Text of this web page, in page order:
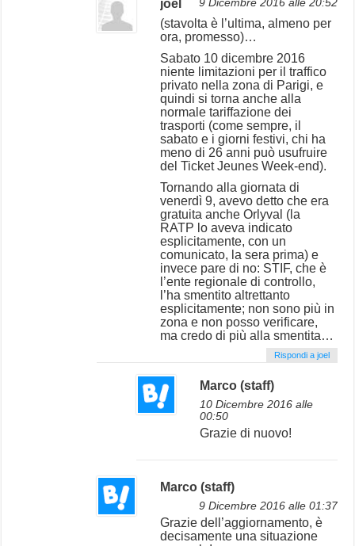
joel 9 Dicembre 2016 alle 20:52
(stavolta è l’ultima, almeno per
ora, promesso)…
Sabato 10 dicembre 2016
niente limitazioni per il traffico
privato nella zona di Parigi, e
quindi si torna anche alla
normale tariffazione dei
trasporti (come sempre, il
sabato e i giorni festivi, chi ha
meno di 26 anni può usufruire
del Ticket Jeunes Week-end).
Tornando alla giornata di
venerdì 9, avevo detto che era
gratuita anche Orlyval (la
RATP lo aveva indicato
esplicitamente, con un
comunicato, la sera prima) e
invece pare di no: STIF, che è
l’ente regionale di controllo,
l’ha smentito altrettanto
esplicitamente; non sono più in
zona e non posso verificare,
ma credo di più alla smentita…
Rispondi a joel
Marco (staff)
10 Dicembre 2016 alle
00:50
Grazie di nuovo!
Marco (staff)
9 Dicembre 2016 alle 01:37
Grazie dell’aggiornamento, è
decisamente una situazione